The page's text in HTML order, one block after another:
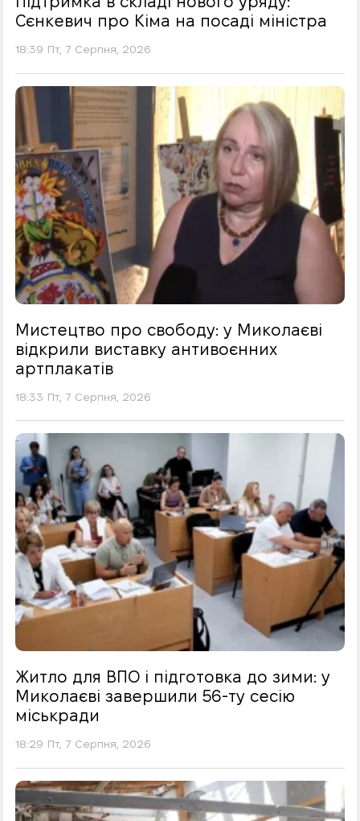
Сєнкевич про Кіма на посаді міністра
18:39 Пт, 7 Серпня, 2026
Мистецтво про свободу: у Миколаєві
відкрили виставку антивоєнних
артплакатів
18:33 Пт, 7 Серпня, 2026
Житло для ВПО і підготовка до зими: у
Миколаєві завершили 56-ту сесію
міськради
18:29 Пт, 7 Серпня, 2026